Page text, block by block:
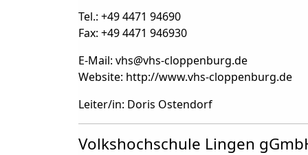
Tel.: +49 4471 94690
Fax: +49 4471 946930
E-Mail: vhs@vhs-cloppenburg.de
Website: http://www.vhs-cloppenburg.de
Leiter/in: Doris Ostendorf
Volkshochschule Lingen